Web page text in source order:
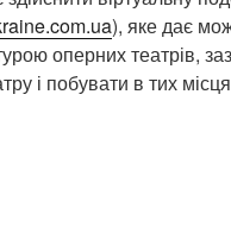
), яке дає
оперних театрів,
і побувати в тих